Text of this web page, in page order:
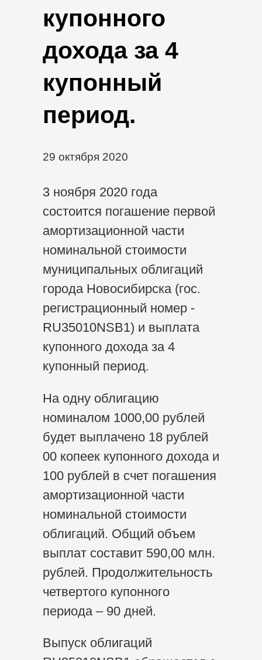
купонного
дохода за 4
купонный
период.
29 октября 2020
3 ноября 2020 года
состоится погашение первой
амортизационной части
номинальной стоимости
муниципальных облигаций
города Новосибирска (гос.
регистрационный номер -
RU35010NSB1) и выплата
купонного дохода за 4
купонный период.
На одну облигацию
номиналом 1000,00 рублей
будет выплачено 18 рублей
00 копеек купонного дохода и
100 рублей в счет погашения
амортизационной части
номинальной стоимости
облигаций. Общий объем
выплат составит 590,00 млн.
рублей. Продолжительность
четвертого купонного
периода – 90 дней.
Выпуск облигаций